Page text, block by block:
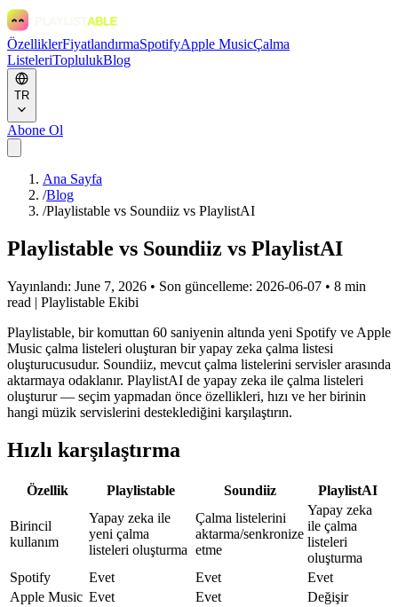
ÖzelliklerFiyatlandırmaSpotifyApple MusicÇalma
ListeleriToplulukBlog
TR
Abone Ol
Ana Sayfa
/Blog
/Playlistable vs Soundiiz vs PlaylistAI
Playlistable vs Soundiiz vs PlaylistAI
Yayınlandı: June 7, 2026 • Son güncelleme: 2026-06-07 • 8 min
read | Playlistable Ekibi
Playlistable, bir komuttan 60 saniyenin altında yeni Spotify ve Apple
Music çalma listeleri oluşturan bir yapay zeka çalma listesi
oluşturucusudur. Soundiiz, mevcut çalma listelerini servisler arasında
aktarmaya odaklanır. PlaylistAI de yapay zeka ile çalma listeleri
oluşturur — seçim yapmadan önce özellikleri, hızı ve her birinin
hangi müzik servislerini desteklediğini karşılaştırın.
Hızlı karşılaştırma
Özellik Playlistable Soundiiz PlaylistAI
Birincil
kullanım
Yapay zeka ile
yeni çalma
listeleri oluşturma
Çalma listelerini
aktarma/senkronize
etme
Yapay zeka
ile çalma
listeleri
oluşturma
Spotify
Evet Evet
Evet
Apple Music Evet Evet
Değişir